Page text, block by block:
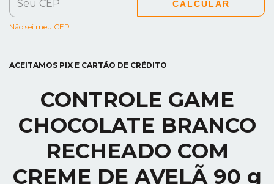
CALCULAR
Não sei meu CEP
ACEITAMOS PIX E CARTÃO DE CRÉDITO
CONTROLE GAME
CHOCOLATE BRANCO
RECHEADO COM
CREME DE AVELÃ 90 g